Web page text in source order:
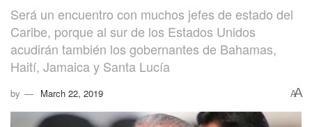
Será un encuentro con muchos jefes de estado del
Caribe, porque al sur de los Estados Unidos
acudirán también los gobernantes de Bahamas,
Haití, Jamaica y Santa Lucía
by March 22, 2019 AA